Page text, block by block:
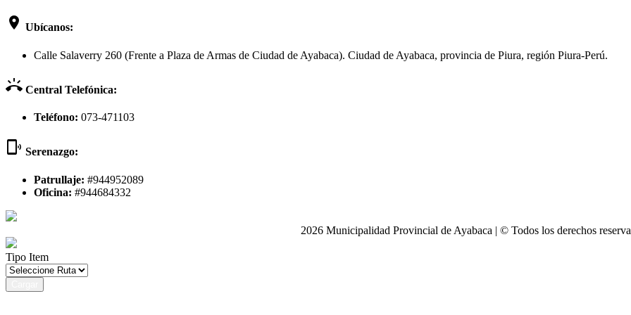
room Ubícanos:
Calle Salaverry 260 (Frente a Plaza de Armas de Ciudad de Ayabaca). Ciudad de Ayabaca, provincia de Piura, región Piura-Perú.
ring_volume Central Telefónica:
Teléfono: 073-471103
phonelink_ring Serenazgo:
Patrullaje: #944952089
Oficina: #944684332
2026 Municipalidad Provincial de Ayabaca | © Todos los derechos
Tipo Item